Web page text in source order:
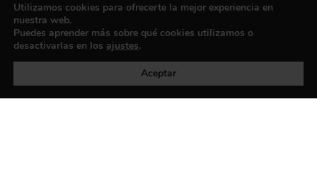
Política de privacidad
Utilizamos cookies para ofrecerte la mejor experiencia en
nuestra web.
Puedes aprender más sobre qué cookies utilizamos o
desactivarlas en los ajustes.
Aceptar